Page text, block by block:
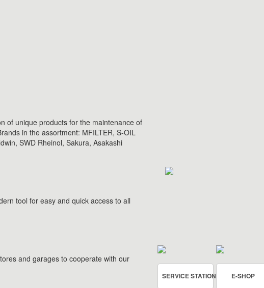
of unique products for the maintenance of
in the assortment: MFILTER, S-OIL
SWD Rheinol, Sakura, Asakashi
tool for easy and quick access to all
and garages to cooperate with our
SERVICE STATION E-SHOP